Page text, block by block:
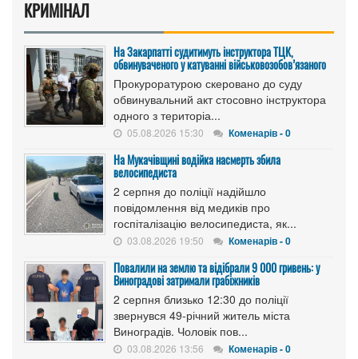
КРИМІНАЛ
На Закарпатті судитимуть інструктора ТЦК,
обвинуваченого у катуванні військовозобов’язаного
Прокуроратурою скеровано до суду
обвинувальний акт стосовно інструктора
одного з територіа...
05.08.2026 15:30 Коменарів - 0
На Мукачівщині водійка насмерть збила
велосипедиста
2 серпня до поліції надійшло
повідомлення від медиків про
госпіталізацію велосипедиста, як...
03.08.2026 19:50 Коменарів - 0
Повалили на землю та відібрали 9 000 гривень: у
Виноградові затримали грабіжників
2 серпня близько 12:30 до поліції
звернувся 49-річний житель міста
Виноградів. Чоловік пов...
03.08.2026 13:56 Коменарів - 0